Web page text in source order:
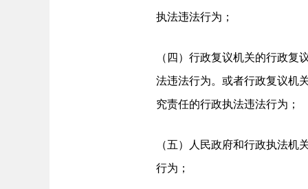
执法违法行为；
（四）行政复议机关的行政
法违法行为。或者行政复议机
究责任的行政执法违法行为；
（五）人民政府和行政执法
行为；